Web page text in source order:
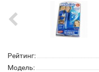
Рейтинг:
Модель: